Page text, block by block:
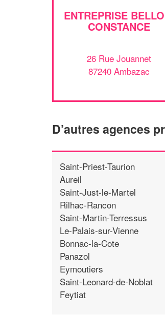
ENTREPRISE
CONSTANCE
26 Rue Jouannet
87240 Ambazac
D’autres agences
Saint-Priest-Taurion
Aureil
Saint-Just-le-Martel
Rilhac-Rancon
Saint-Martin-Terressus
Le-Palais-sur-Vienne
Bonnac-la-Cote
Panazol
Eymoutiers
Saint-Leonard-de-Noblat
Feytiat